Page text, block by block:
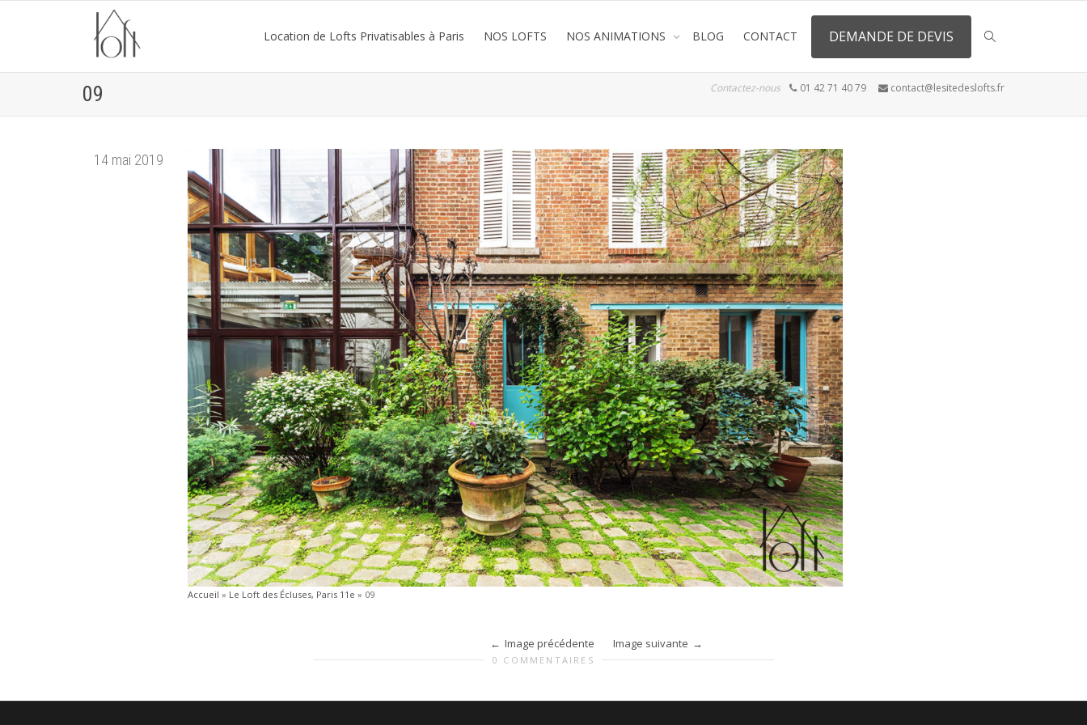
Location de Lofts Privatisables à Paris NOS LOFTS NOS ANIMATIONS BLOG CONTACT DEMANDE DE DEVIS
09 Contactez-nous 01 42 71 40 79 contact@lesitedeslofts.fr
14 mai 2019
Accueil » Le Loft des Écluses, Paris 11e » 09
Image précédente Image suivante
0 COMMENTAIRES